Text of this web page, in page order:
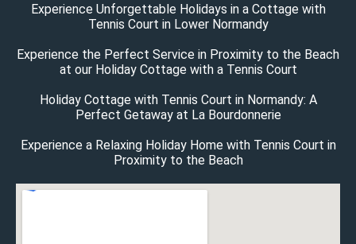
Experience Unforgettable Holidays in a Cottage with
Tennis Court in Lower Normandy
Experience the Perfect Service in Proximity to the Beach
at our Holiday Cottage with a Tennis Court
Holiday Cottage with Tennis Court in Normandy: A
Perfect Getaway at La Bourdonnerie
Experience a Relaxing Holiday Home with Tennis Court in
Proximity to the Beach